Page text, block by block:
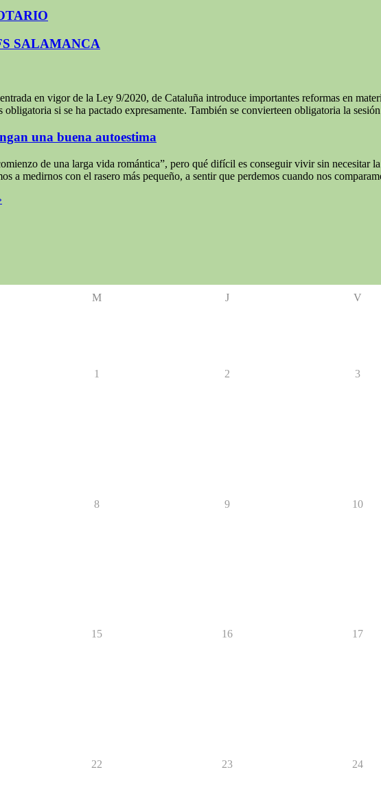
SALAMANCA
en vigor de la Ley 9/2020, de Cataluña introduce importantes reformas en
si se ha pactado expresamente. También se convierteen obligatoria la
una buena autoestima
de una larga vida romántica”, pero qué difícil es conseguir vivir sin necesitar
a medirnos con el rasero más pequeño, a sentir que perdemos cuando nos
M J V
1 2 3
8 9 10
15 16 17
22 23 24